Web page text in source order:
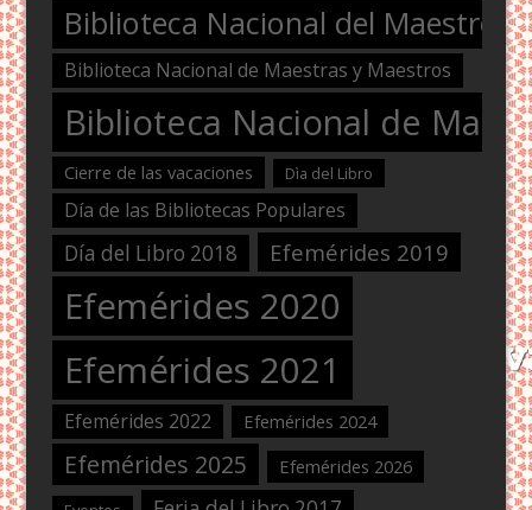
Biblioteca Nacional del Maestro
Biblioteca Nacional de Maestras y Maestros
Biblioteca Nacional de
Cierre de las vacaciones Dìa del Libro
Día de las Bibliotecas Populares
Día del Libro 2018 Efemérides 2019
Efemérides 2020
Efemérides 2021
Efemérides 2022 Efemérides 2024
Efemérides 2025 Efemérides 2026